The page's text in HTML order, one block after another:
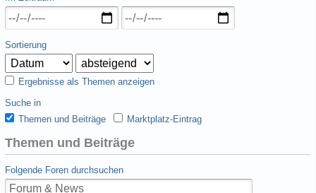
Sortierung
Ergebnisse als Themen anzeigen
Suche in
Themen und Beiträge
Marktplatz-Eintrag
Themen und Beiträge
Folgende Foren durchsuchen